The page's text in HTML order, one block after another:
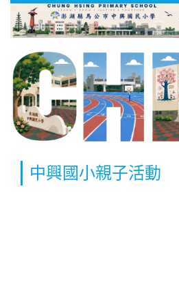
中興國小親子活動